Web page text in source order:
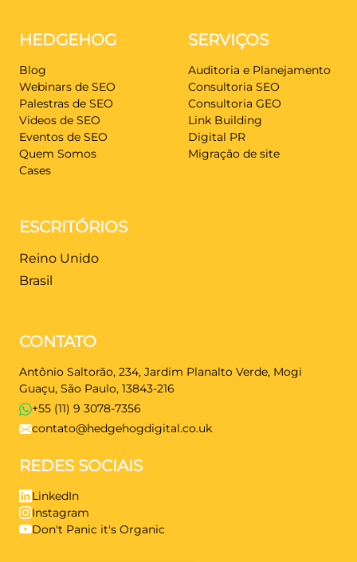
HEDGEHOG
Blog
Webinars de SEO
Palestras de SEO
Videos de SEO
Eventos de SEO
Quem Somos
Cases
SERVIÇOS
Auditoria e Planejamento
Consultoria SEO
Consultoria GEO
Link Building
Digital PR
Migração de site
ESCRITÓRIOS
Reino Unido
Brasil
CONTATO
Antônio Saltorão, 234, Jardim Planalto Verde, Mogi
Guaçu, São Paulo, 13843-216
+55 (11) 9 3078-7356
contato@hedgehogdigital.co.uk
REDES SOCIAIS
LinkedIn
Instagram
Don't Panic it's Organic